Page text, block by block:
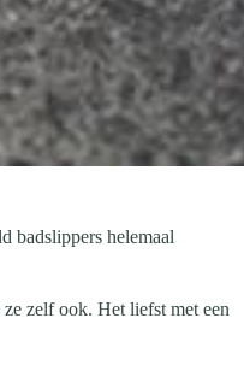
badslippers helemaal
zelf ook. Het liefst met een